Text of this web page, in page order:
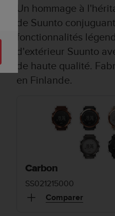
Un hommage à
de Suunto
fonctionnalités
d'extérieur Suunto
de haute qualité.
en Finlande.
Carbon
SS021215000
Comparer